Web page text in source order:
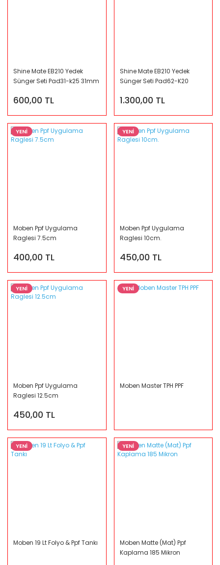
Shine Mate EB210 Yedek
Sünger Seti Pad31-k25 31mm
600,00 TL
Shine Mate EB210 Yedek
Sünger Seti Pad62-K20
1.300,00 TL
YENİ
Moben Ppf Uygulama
Raglesi 7.5cm
400,00 TL
YENİ
Moben Ppf Uygulama
Raglesi 10cm.
450,00 TL
YENİ
Moben Ppf Uygulama
Raglesi 12.5cm
450,00 TL
YENİ
Moben Master TPH PPF
YENİ
Moben 19 Lt Folyo & Ppf Tankı
YENİ
Moben Matte (Mat) Ppf
Kaplama 185 Mikron